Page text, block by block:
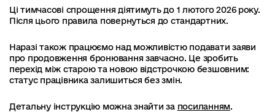
Ці тимчасові спрощення діятимуть до 1 лютого 2026 року.
Після цього правила повернуться до стандартних.
Наразі також працюємо над можливістю подавати заяви
про продовження бронювання завчасно. Це зробить
перехід між старою та новою відстрочкою безшовним:
статус працівника залишиться без змін.
Детальну інструкцію можна знайти за посиланням.